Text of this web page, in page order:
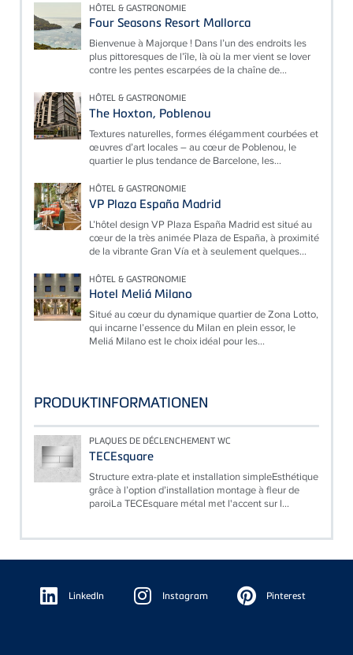
HÔTEL & GASTRONOMIE
Four Seasons Resort Mallorca
Bienvenue à Majorque ! Dans l’un des endroits les
plus pittoresques de l’île, là où la mer vient se lover
contre les pentes escarpées de la chaîne de...
HÔTEL & GASTRONOMIE
The Hoxton, Poblenou
Textures naturelles, formes élégamment courbées et
œuvres d’art locales – au cœur de Poblenou, le
quartier le plus tendance de Barcelone, les...
HÔTEL & GASTRONOMIE
VP Plaza España Madrid
L’hôtel design VP Plaza España Madrid est situé au
cœur de la très animée Plaza de España, à proximité
de la vibrante Gran Vía et à seulement quelques...
HÔTEL & GASTRONOMIE
Hotel Meliá Milano
Situé au cœur du dynamique quartier de Zona Lotto,
qui incarne l’essence du Milan en plein essor, le
Meliá Milano est le choix idéal pour les...
PRODUKTINFORMATIONEN
PLAQUES DE DÉCLENCHEMENT WC
TECEsquare
Structure extra-plate et installation simpleEsthétique
grâce à l’option d’installation montage à fleur de
paroiLa TECEsquare métal met l'accent sur l...
Floating
Sidebar LinkedIn Instagram Pinterest